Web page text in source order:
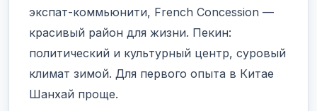
экспат-коммьюнити, French Concession —
красивый район для жизни. Пекин:
политический и культурный центр, суровый
климат зимой. Для первого опыта в Китае
Шанхай проще.